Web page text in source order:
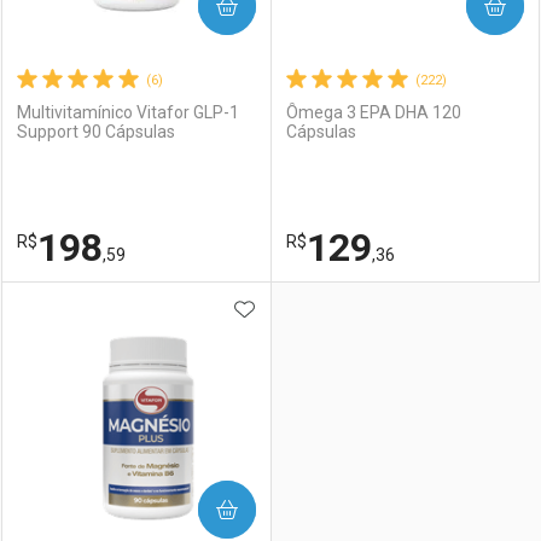
(6)
Multivitamínico Vitafor GLP-1
Support 90 Cápsulas
R$198,59
COMPRAR
Laboratório
Por Menos
(222)
Ômega 3 EPA DHA 120
Cápsulas
R$129,36
COMPRAR
ADICIONAR AOS FAVORITOS
COMPRAR